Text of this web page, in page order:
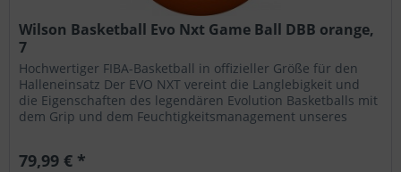
Wilson Basketball Evo Nxt Game Ball DBB orange,
7
Hochwertiger FIBA-Basketball in offizieller Größe für den
Halleneinsatz Der EVO NXT vereint die Langlebigkeit und
die Eigenschaften des legendären Evolution Basketballs mit
dem Grip und dem Feuchtigkeitsmanagement unseres
79,99 € *